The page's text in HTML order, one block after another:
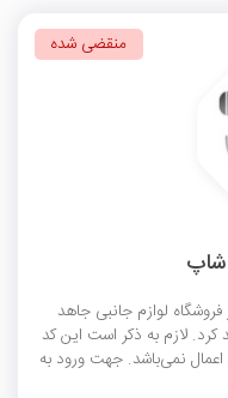
لوازم جانبی جاهد
کرد. لازم به ذکر است این کد
نمی‌باشد. جهت ورود به
منقضی شده